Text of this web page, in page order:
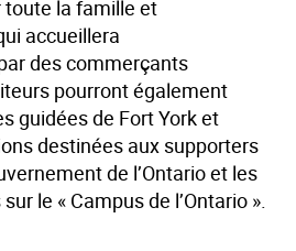
toute la famille et
accueillera
des commerçants
pourront également
guidées de Fort York et
destinées aux supporters
de l’Ontario et les
le « Campus de l’Ontario ».